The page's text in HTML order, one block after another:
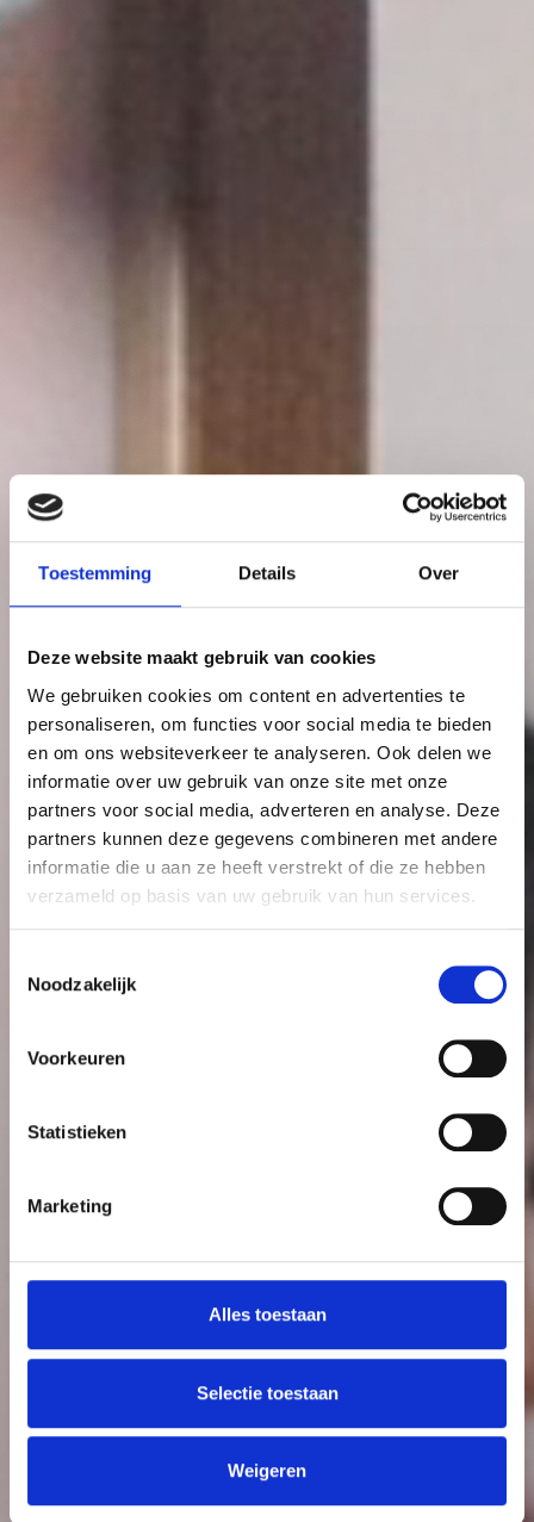
Toestemming Details Over
Deze website maakt gebruik van cookies
We gebruiken cookies om content en advertenties te
personaliseren, om functies voor social media te bieden
en om ons websiteverkeer te analyseren. Ook delen we
informatie over uw gebruik van onze site met onze
partners voor social media, adverteren en analyse. Deze
partners kunnen deze gegevens combineren met andere
informatie die u aan ze heeft verstrekt of die ze hebben
verzameld op basis van uw gebruik van hun services.
Noodzakelijk
Voorkeuren
Statistieken
Marketing
Alles toestaan
Selectie toestaan
Weigeren